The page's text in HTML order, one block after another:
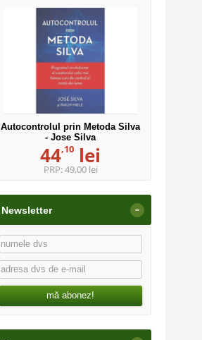
Autocontrolul prin Metoda Silva
- Jose Silva
44,10 lei
PRP:49,00 lei
Newsletter -
mă abonez!